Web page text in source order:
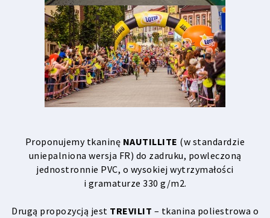
Proponujemy tkaninę NAUTILLITE (w standardzie
uniepalniona wersja FR) do zadruku, powleczoną
jednostronnie PVC, o wysokiej wytrzymałości
i gramaturze 330 g/m2.
Drugą propozycją jest TREVILIT – tkanina poliestrowa o